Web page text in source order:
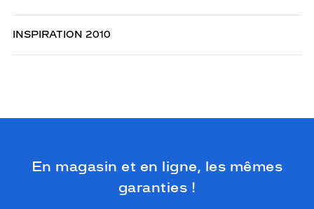
INSPIRATION 2010
En magasin et en ligne, les mêmes
garanties !